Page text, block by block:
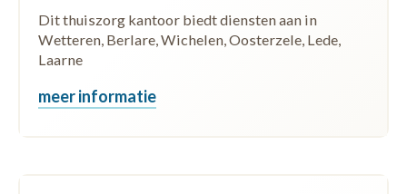
Dit thuiszorg kantoor biedt diensten aan in
Wetteren, Berlare, Wichelen, Oosterzele, Lede,
Laarne
meer informatie